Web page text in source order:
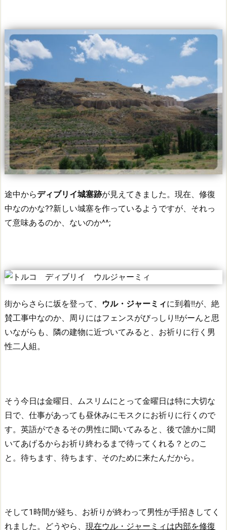
途中からディブリイ城塞跡が見えてきました。 現在、修復
中なのかな??新しい城塞を作っているようですが、それっ
て意味あるのか、ないのか^^;
街からさらに坂を登って、 ウル・ジャーミィに到着!!が、絶
賛工事中なのか、周りにはフェンスがびっしり!!がーんと思
いながらも、隣の建物に近づいてみると、お祈りに行く男
性二人組。
そう今日は金曜日、ムスリムにとって金曜日は特に大切な
日で、仕事があっても昼休みにモスクにお祈りに行くので
す。 英語ができるその男性に聞いてみると、後で誰かに聞
いてあげるからお祈り終わるまで待ってくれる？とのこ
と。 待ちます、待ちます、そのために来たんだから。
そして1時間が経ち、お祈りが終わって男性が手招きしてく
れました。
どうやら、 現在ウル・ジャーミィは内部を修復